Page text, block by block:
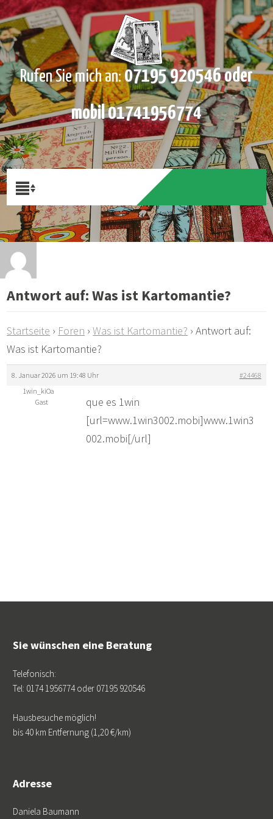
Rufen Sie mich an:07195 920546 oder
mobil 01741956774
Antwort auf: Was ist Kartomantie?
Startseite › Foren › Was ist Kartomantie? › Antwort auf:
Was ist Kartomantie?
8. Januar 2026 um 19:48 Uhr
#24468
1win_kiOa
Gast
que es 1win
[url=www.1win3002.mobi]www.1win3
002.mobi[/url]
Sie wünschen eine Beratung
Telefonisch:
Tel: 0174 1956774 oder 07195 920546
Hausbesuche möglich!
bis 40 km Entfernung (1,20 €/km)
Adresse
Daniela Baumann